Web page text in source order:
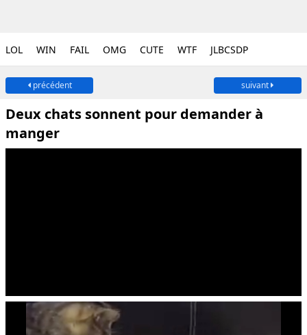
LOL WIN FAIL OMG CUTE WTF JLBCSDP
précédent suivant
Deux chats sonnent pour demander à
manger